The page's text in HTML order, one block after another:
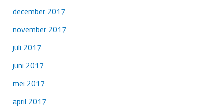
december 2017
november 2017
juli 2017
juni 2017
mei 2017
april 2017